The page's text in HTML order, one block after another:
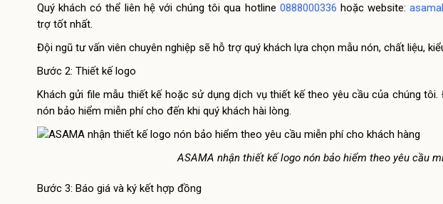
Quý khách có thể liên hệ với chúng tôi qua hotline 0888000336 hoặc website:
trợ tốt nhất.
Đội ngũ tư vấn viên chuyên nghiệp sẽ hỗ trợ quý khách lựa chọn mẫu nón, chất liệu,
Bước 2: Thiết kế logo
Khách gửi file mẫu thiết kế hoặc sử dụng dịch vụ thiết kế theo yêu cầu của chúng
nón bảo hiểm miễn phí cho đến khi quý khách hài lòng.
ASAMA nhận thiết kế logo nón bảo hiểm theo yêu cầu
Bước 3: Báo giá và ký kết hợp đồng